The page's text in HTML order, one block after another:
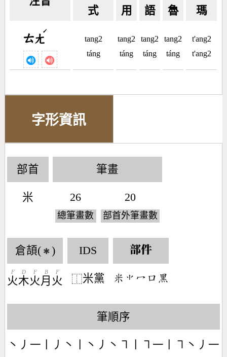
式 用 語 魯 瑪
ㄊㄤ
ˊ
tang2
táng
tang2
táng
tang2
táng
tang2
táng
t'ang2
t'ang2
字形資訊
部首
米
筆畫
26
總筆畫數
20
部首外筆畫數
倉頡( ✱ )
火
F
木
D
火
F
月
B
火
F
IDS
⿰米黨
部件
󶆔󶂠󶁇󶁶󶇼
筆順序
丶丿一丨丿丶丨丶丿丶㇕丨㇕一丨㇕丶丿一